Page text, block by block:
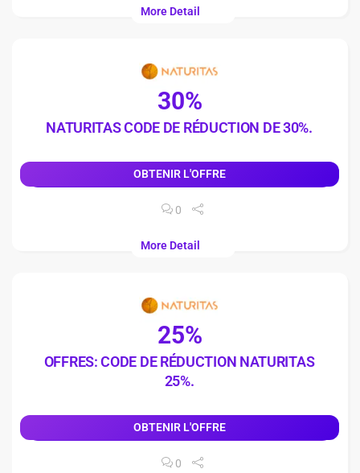
More Detail
30%
NATURITAS CODE DE RÉDUCTION DE 30%.
OBTENIR L'OFFRE
0
More Detail
25%
OFFRES: CODE DE RÉDUCTION NATURITAS
25%.
OBTENIR L'OFFRE
0